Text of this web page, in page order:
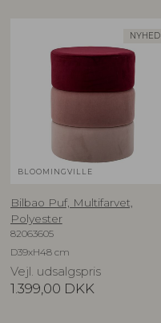
NYHED
BLOOMINGVILLE
Bilbao Puf, Multifarvet,
Polyester
82063605
D39xH48 cm
Vejl. udsalgspris
1.399,00 DKK